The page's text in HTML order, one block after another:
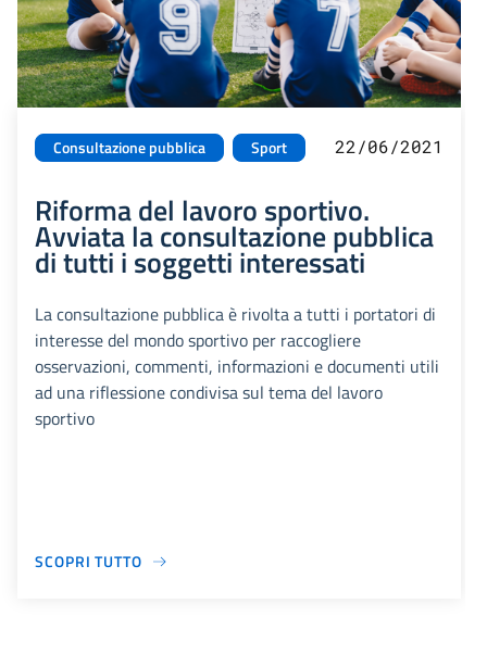
Consultazione pubblica Sport 22/06/2021
Riforma del lavoro sportivo.
Avviata la consultazione pubblica
di tutti i soggetti interessati
La consultazione pubblica è rivolta a tutti i portatori di
interesse del mondo sportivo per raccogliere
osservazioni, commenti, informazioni e documenti utili
ad una riflessione condivisa sul tema del lavoro
sportivo
SCOPRI TUTTO